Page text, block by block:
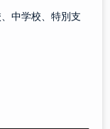
中学校、特別支